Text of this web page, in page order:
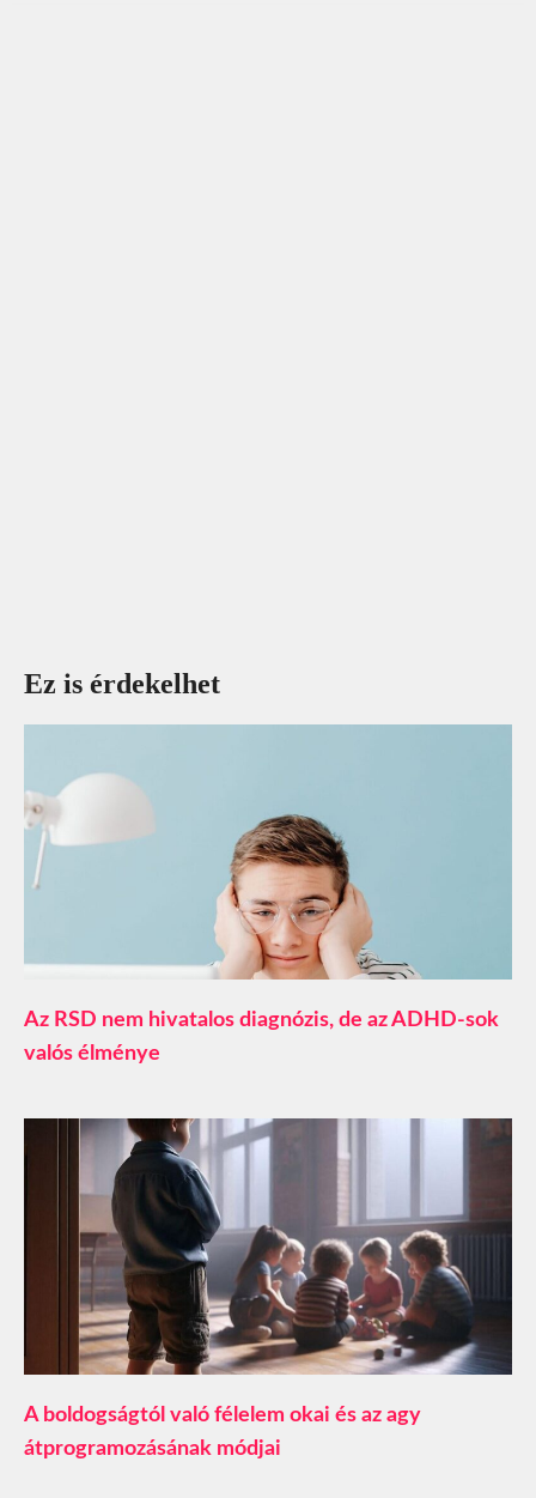
Ez is érdekelhet
Az RSD nem hivatalos diagnózis, de az ADHD-sok
valós élménye
A boldogságtól való félelem okai és az agy
átprogramozásának módjai